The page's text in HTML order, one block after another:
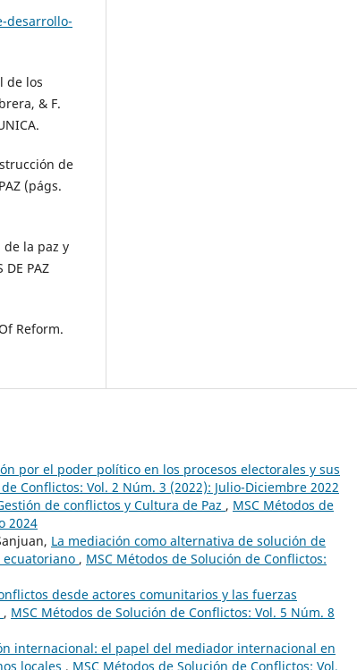
desarrollo-
de los
& F.
de
(págs.
de la paz y
PAZ
Reform.
por el poder político en los procesos electorales y sus
Conflictos: Vol. 2 Núm. 3 (2022): Julio-Diciembre 2022
de conflictos y Cultura de Paz , MSC Métodos de
2024
La mediación como alternativa de solución de
, MSC Métodos de Solución de Conflictos:
desde actores comunitarios y las fuerzas
, MSC Métodos de Solución de Conflictos: Vol. 5 Núm. 8
internacional: el papel del mediador internacional en
locales , MSC Métodos de Solución de Conflictos: Vol.